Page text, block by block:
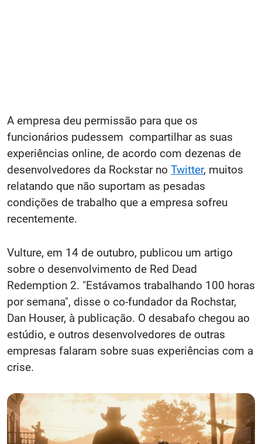
A empresa deu permissão para que os
funcionários pudessem compartilhar as suas
experiências online, de acordo com dezenas de
desenvolvedores da Rockstar no Twitter, muitos
relatando que não suportam as pesadas
condições de trabalho que a empresa sofreu
recentemente.
Vulture, em 14 de outubro, publicou um artigo
sobre o desenvolvimento de Red Dead
Redemption 2. "Estávamos trabalhando 100 horas
por semana", disse o co-fundador da Rochstar,
Dan Houser, à publicação. O desabafo chegou ao
estúdio, e outros desenvolvedores de outras
empresas falaram sobre suas experiências com a
crise.